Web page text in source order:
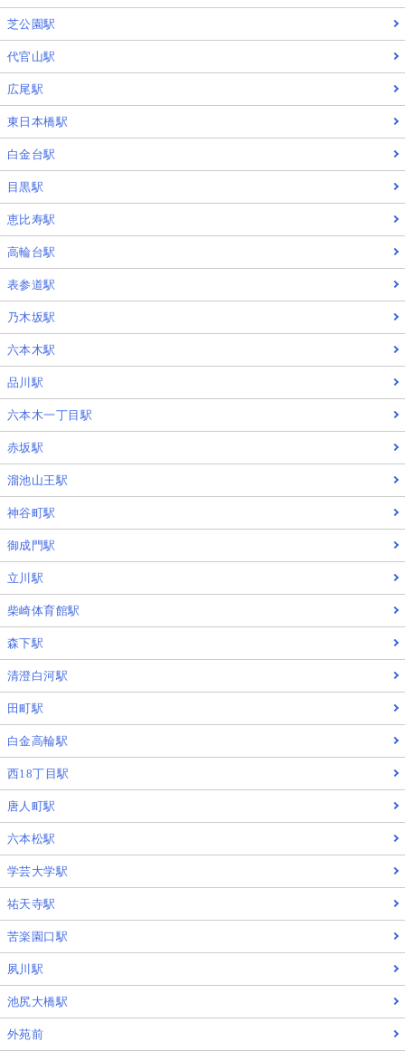
芝公園駅
代官山駅
広尾駅
東日本橋駅
白金台駅
目黒駅
恵比寿駅
高輪台駅
表参道駅
乃木坂駅
六本木駅
品川駅
六本木一丁目駅
赤坂駅
溜池山王駅
神谷町駅
御成門駅
立川駅
柴崎体育館駅
森下駅
清澄白河駅
田町駅
白金高輪駅
西18丁目駅
唐人町駅
六本松駅
学芸大学駅
祐天寺駅
苦楽園口駅
夙川駅
池尻大橋駅
外苑前